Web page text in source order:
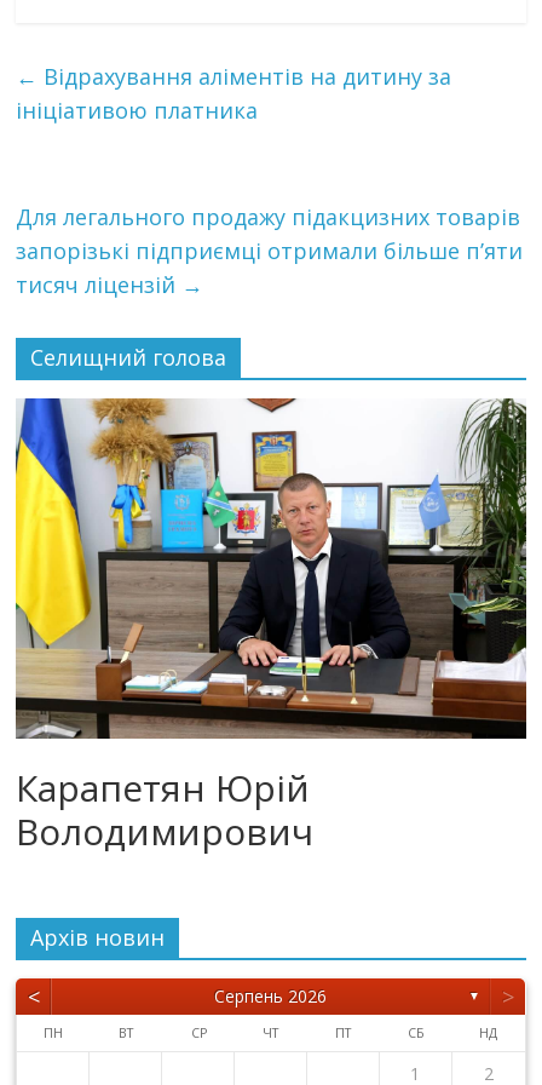
← Відрахування аліментів на дитину за
ініціативою платника
Для легального продажу підакцизних товарів
запорізькі підприємці отримали більше п’яти
тисяч ліцензій →
Селищний голова
Карапетян Юрій
Володимирович
Архiв новин
< Серпень 2026 ▼ >
ПН ВТ СР ЧТ ПТ СБ НД
1
2